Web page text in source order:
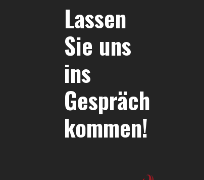
Lassen
Sie uns
ins
Gespräch
kommen!